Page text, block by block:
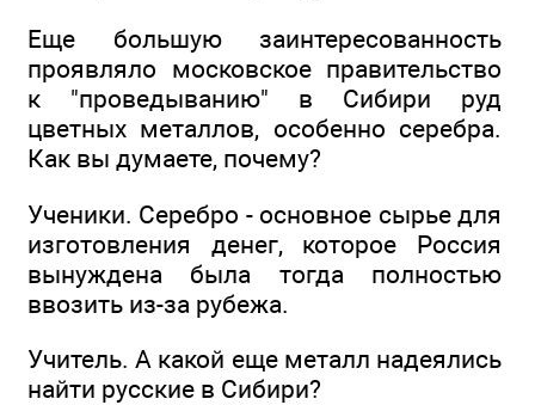
Еще большую заинтересованность
проявляло московское правительство
к "проведыванию" в Сибири руд
цветных металлов, особенно серебра.
Как вы думаете, почему?
Ученики. Серебро - основное сырье для
изготовления денег, которое Россия
вынуждена была тогда полностью
ввозить из-за рубежа.
Учитель. А какой еще металл надеялись
найти русские в Сибири?